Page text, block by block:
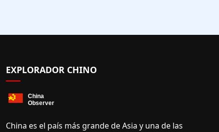
EXPLORADOR CHINO
China es el país más grande de Asia y una de las